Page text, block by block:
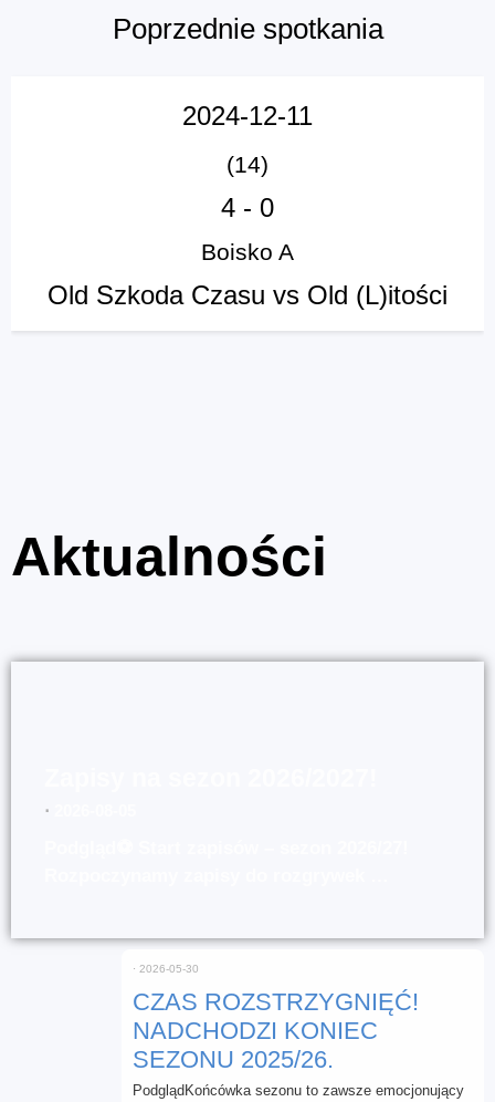
Poprzednie spotkania
2024-12-11
(14)
4 - 0
Boisko A
Old Szkoda Czasu vs Old (L)itości
Aktualności
⋅
CZAS ROZSTRZYGNIĘĆ!
NADCHODZI KONIEC
SEZONU 2025/26.
⋅ 2026-05-30
PodglądKońcówka sezonu to zawsze emocjonujący